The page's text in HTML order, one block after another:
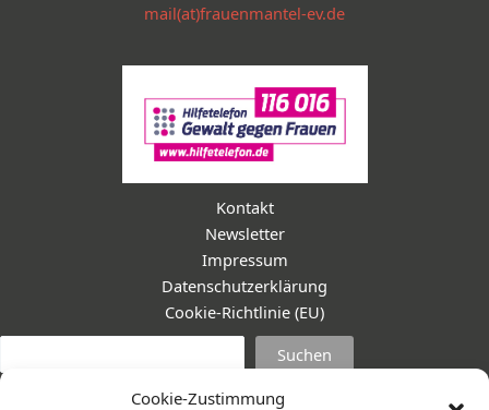
Cookie-Zustimmung
mail(at)frauenmantel-ev.de
Kontakt
Newsletter
Impressum
Datenschutzerklärung
Cookie-Richtlinie (EU)
Suchen